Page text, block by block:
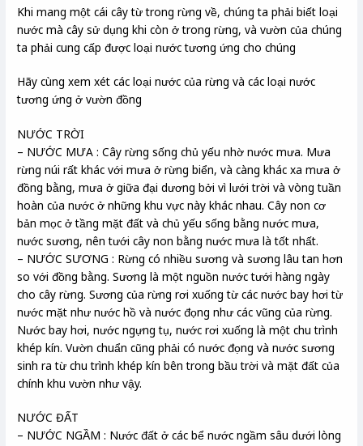
Khi mang một cái cây từ trong rừng về, chúng ta phải biết loại
nước mà cây sử dụng khi còn ở trong rừng, và vườn của chúng
ta phải cung cấp được loại nước tương ứng cho chúng
Hãy cùng xem xét các loại nước của rừng và các loại nước
tương ứng ở vườn đồng
NƯỚC TRỜI
– NƯỚC MƯA : Cây rừng sống chủ yếu nhờ nước mưa. Mưa
rừng núi rất khác với mưa ở rừng biển, và càng khác xa mưa ở
đồng bằng, mưa ở giữa đại dương bởi vì lưới trời và vòng tuần
hoàn của nước ở những khu vực này khác nhau. Cây non cơ
bản mọc ở tầng mặt đất và chủ yếu sống bằng nước mưa,
nước sương, nên tưới cây non bằng nước mưa là tốt nhất.
– NƯỚC SƯƠNG : Rừng có nhiều sương và sương lâu tan hơn
so với đồng bằng. Sương là một nguồn nước tưới hàng ngày
cho cây rừng. Sương của rừng rơi xuống từ các nước bay hơi từ
nước mặt như nước hồ và nước đọng như các vũng của rừng.
Nước bay hơi, nước ngựng tụ, nước rơi xuống là một chu trình
khép kín. Vườn chuẩn cũng phải có nước đọng và nước sương
sinh ra từ chu trình khép kín bên trong bầu trời và mặt đất của
chính khu vườn như vậy.
NƯỚC ĐẤT
– NƯỚC NGẦM : Nước đất ở các bể nước ngầm sâu dưới lòng